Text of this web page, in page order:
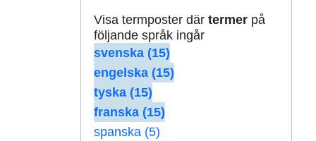
Visa termposter där termerpå
följande språk ingår
svenska (15)
engelska (15)
tyska (15)
franska (15)
spanska (5)